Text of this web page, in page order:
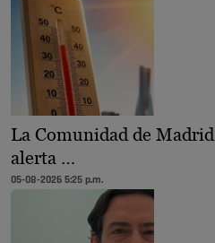
La Comunidad de
alerta …
05-08-2026 5:25 p.m.